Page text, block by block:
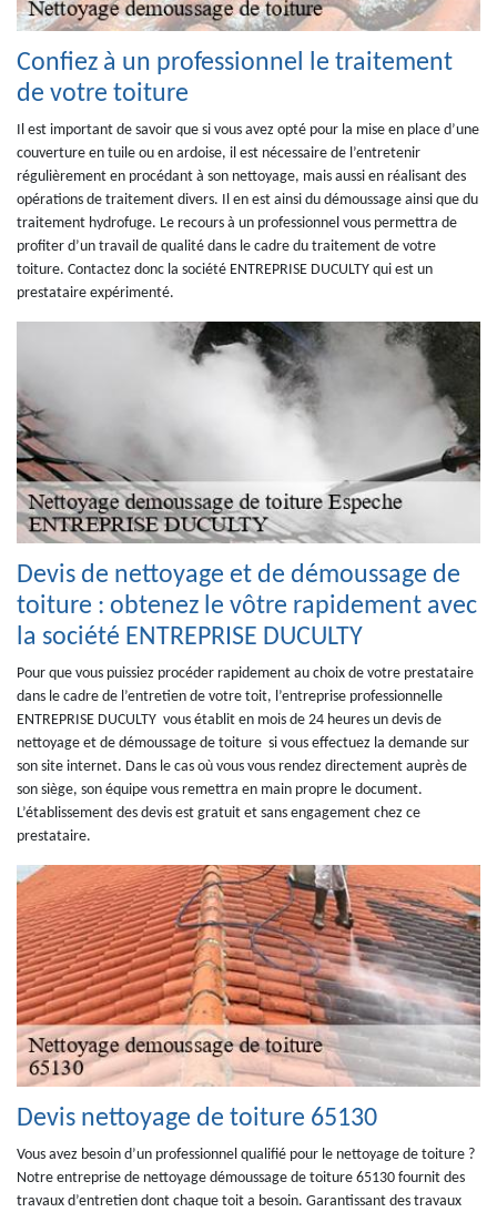
Confiez à un professionnel le traitement
de votre toiture
Il est important de savoir que si vous avez opté pour la mise en place d’une
couverture en tuile ou en ardoise, il est nécessaire de l’entretenir
régulièrement en procédant à son nettoyage, mais aussi en réalisant des
opérations de traitement divers. Il en est ainsi du démoussage ainsi que du
traitement hydrofuge. Le recours à un professionnel vous permettra de
profiter d’un travail de qualité dans le cadre du traitement de votre
toiture. Contactez donc la société ENTREPRISE DUCULTY qui est un
prestataire expérimenté.
Devis de nettoyage et de démoussage de
toiture : obtenez le vôtre rapidement avec
la société ENTREPRISE DUCULTY
Pour que vous puissiez procéder rapidement au choix de votre prestataire
dans le cadre de l’entretien de votre toit, l’entreprise professionnelle
ENTREPRISE DUCULTY vous établit en mois de 24 heures un devis de
nettoyage et de démoussage de toiture si vous effectuez la demande sur
son site internet. Dans le cas où vous vous rendez directement auprès de
son siège, son équipe vous remettra en main propre le document.
L’établissement des devis est gratuit et sans engagement chez ce
prestataire.
Devis nettoyage de toiture 65130
Vous avez besoin d’un professionnel qualifié pour le nettoyage de toiture ?
Notre entreprise de nettoyage démoussage de toiture 65130 fournit des
travaux d’entretien dont chaque toit a besoin. Garantissant des travaux